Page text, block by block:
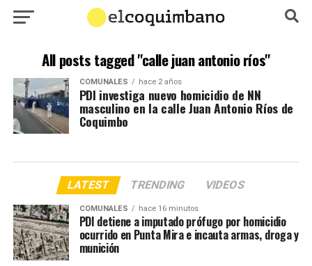
All posts tagged "calle juan antonio ríos"
COMUNALES hace 2 años
PDI investiga nuevo homicidio de NN
masculino en la calle Juan Antonio Ríos de
Coquimbo
LATEST TRENDING VIDEOS
COMUNALES hace 16 minutos
PDI detiene a imputado prófugo por homicidio
ocurrido en Punta Mira e incauta armas, droga y
munición